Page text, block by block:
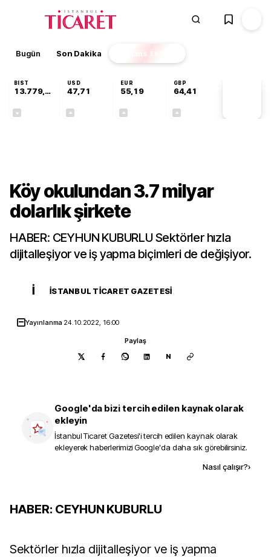
Bugün Son Dakika Finans EKSTRA
BIST
13.779,39
USD
47,71
EUR
55,19
GBP
64,41
Köy okulundan 3.7 milyar
dolarlık şirkete
HABER: CEYHUN KUBURLU Sektörler hızla
dijitalleşiyor ve iş yapma biçimleri de değişiyor.
İ İSTANBUL TICARET GAZETESI
Yayınlanma 24.10.2022, 16:00
Paylaş
N
Google'da bizi tercih edilen kaynak olarak
ekleyin
İstanbul Ticaret Gazetesi'i tercih edilen kaynak olarak
ekleyerek haberlerimizi Google'da daha sık görebilirsiniz.
Nasıl çalışır?›
HABER: CEYHUN KUBURLU
Sektörler hızla dijitalleşiyor ve iş yapma